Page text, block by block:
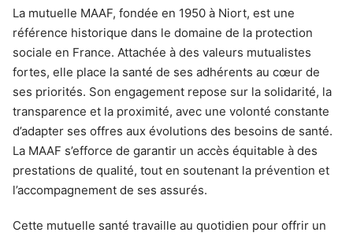
La mutuelle MAAF, fondée en 1950 à Niort, est une
référence historique dans le domaine de la protection
sociale en France. Attachée à des valeurs mutualistes
fortes, elle place la santé de ses adhérents au cœur de
ses priorités. Son engagement repose sur la solidarité, la
transparence et la proximité, avec une volonté constante
d’adapter ses offres aux évolutions des besoins de santé.
La MAAF s’efforce de garantir un accès équitable à des
prestations de qualité, tout en soutenant la prévention et
l’accompagnement de ses assurés.
Cette mutuelle santé travaille au quotidien pour offrir un